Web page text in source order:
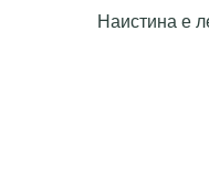
Наистина е